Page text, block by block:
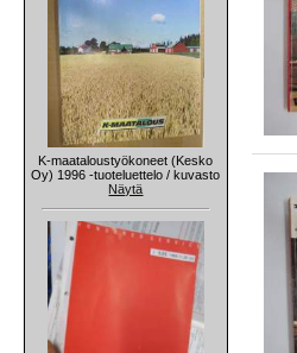
K-maataloustyökoneet (Kesko
Oy) 1996 -tuoteluettelo / kuvasto
Näytä